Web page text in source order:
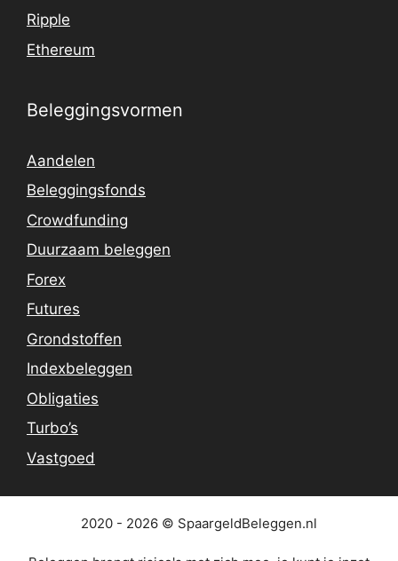
Ripple
Ethereum
Beleggingsvormen
Aandelen
Beleggingsfonds
Crowdfunding
Duurzaam beleggen
Forex
Futures
Grondstoffen
Indexbeleggen
Obligaties
Turbo’s
Vastgoed
2020 - 2026 © SpaargeldBeleggen.nl